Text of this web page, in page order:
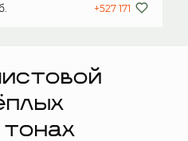
+527 171
тонах